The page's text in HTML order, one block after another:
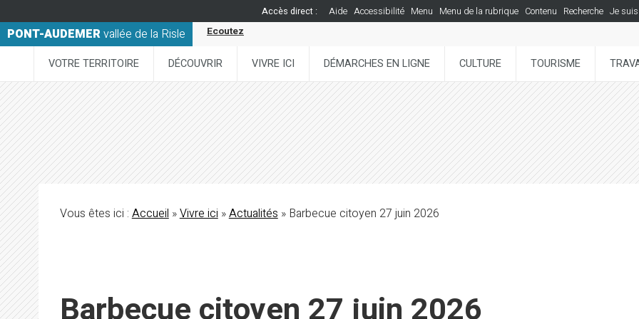
Accès direct : Aide Accessibilité Menu Menu de la rubrique Contenu Recherche Je suis
PONT-AUDEMERvallée de la Risle Ecoutez
VOTRE TERRITOIRE DÉCOUVRIR VIVRE ICI DÉMARCHES EN LIGNE CULTURE TOURISME
Vous êtes ici :Accueil»Vivre ici»Actualités» Barbecue citoyen 27 juin 2026